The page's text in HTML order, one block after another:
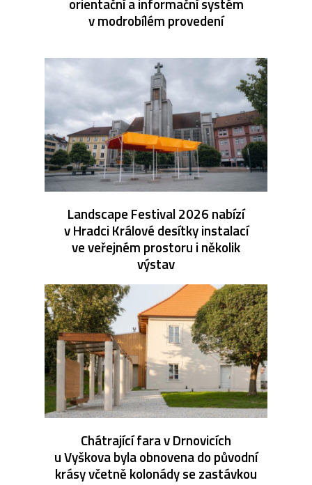
v modrobílém provedení
Landscape Festival 2026 nabízí
v Hradci Králové desítky instalací
ve veřejném prostoru i několik
výstav
Chátrající fara v Drnovicích
u Vyškova byla obnovena do původní
krásy včetně kolonády se zastávkou